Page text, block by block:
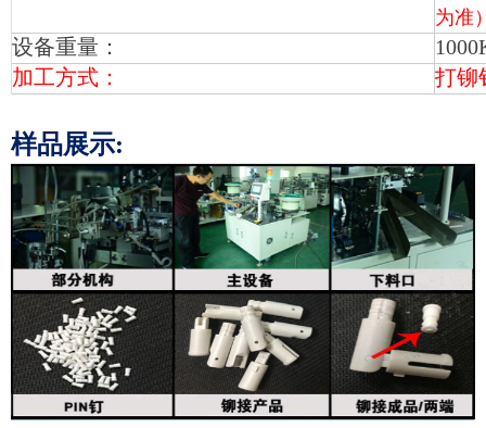
为准
设备重量：
加工方式：
打铆
样品展示: